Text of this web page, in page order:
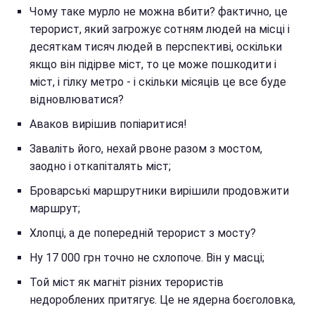
Чому таке мурло не можна вбити? фактично, це
терорист, який загрожує сотням людей на місці і
десяткам тисяч людей в перспективі, оскільки
якщо він підірве міст, то це може пошкодити і
міст, і гілку метро - і скільки місяців це все буде
відновлюватися?
Аваков вирішив попіаритися!
Заваліть його, нехай рвоне разом з мостом,
заодно і откапіталять міст;
Броварські маршрутники вирішили продовжити
маршрут;
Хлопці, а де попередній терорист з мосту?
Ну 17 000 грн точно не схлопоче. Він у масці;
Той міст як магніт різних терористів
недороблених притягує. Це не ядерна боєголовка,